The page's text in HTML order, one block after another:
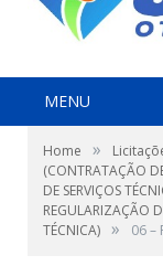
MENU
Home »
(CONTRATAÇÃO
DE SERVIÇOS
REGULARIZAÇÃO
TÉCNICA) » 06 –